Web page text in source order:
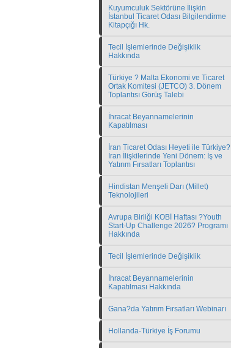
Kuyumculuk Sektörüne İlişkin
İstanbul Ticaret Odası Bilgilendirme
Kitapçığı Hk.
Tecil İşlemlerinde Değişiklik
Hakkında
Türkiye ? Malta Ekonomi ve Ticaret
Ortak Komitesi (JETCO) 3. Dönem
Toplantısı Görüş Talebi
İhracat Beyannamelerinin
Kapatılması
İran Ticaret Odası Heyeti ile Türkiye?
İran İlişkilerinde Yeni Dönem: İş ve
Yatırım Fırsatları Toplantısı
Hindistan Menşeli Darı (Millet)
Teknolojileri
Avrupa Birliği KOBİ Haftası ?Youth
Start-Up Challenge 2026? Programı
Hakkında
Tecil İşlemlerinde Değişiklik
İhracat Beyannamelerinin
Kapatılması Hakkında
Gana?da Yatırım Fırsatları Webinarı
Hollanda-Türkiye İş Forumu